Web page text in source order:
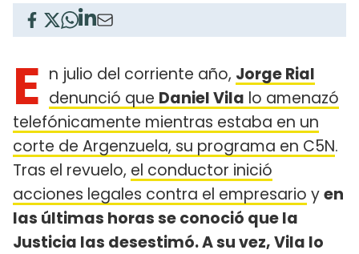
E n julio del corriente año, Jorge Rial
denunció que Daniel Vila lo amenazó
telefónicamente mientras estaba en un
corte de Argenzuela, su programa en C5N.
Tras el revuelo, el conductor inició
acciones legales contra el empresario yen
las últimas horas se conoció que la
Justicia las desestimó. A su vez, Vila lo